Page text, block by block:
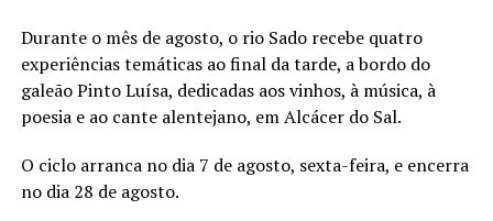
Durante o mês de agosto, o rio Sado recebe quatro
experiências temáticas ao final da tarde, a bordo do
galeão Pinto Luísa, dedicadas aos vinhos, à música, à
poesia e ao cante alentejano, em Alcácer do Sal.
O ciclo arranca no dia 7 de agosto, sexta-feira, e encerra
no dia 28 de agosto.